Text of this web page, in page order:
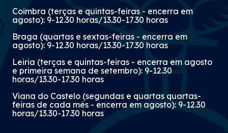
Coimbra (terças e quintas-feiras - encerra em
agosto): 9-12.30 horas/13.30-17.30 horas
Braga (quartas e sextas-feiras - encerra em
agosto): 9-12.30 horas/13.30-17.30 horas
Leiria (terças e quintas-feiras - encerra em agosto
e primeira semana de setembro): 9-12.30
horas/13.30-17.30 horas
Viana do Castelo (segundas e quartas quartas-
feiras de cada mês - encerra em agosto): 9-12.30
horas/13.30-17.30 horas